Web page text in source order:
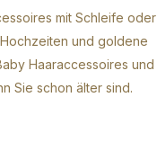
mit Schleife oder
und goldene
Haaraccessoires und
Sie schon älter sind.